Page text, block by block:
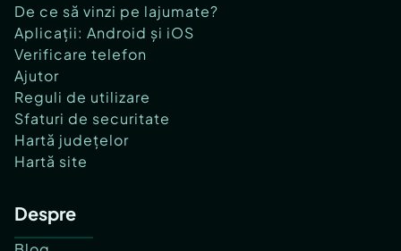
De ce să vinzi pe lajumate?
Aplicații: Android și iOS
Verificare telefon
Ajutor
Reguli de utilizare
Sfaturi de securitate
Hartă județelor
Hartă site
Despre